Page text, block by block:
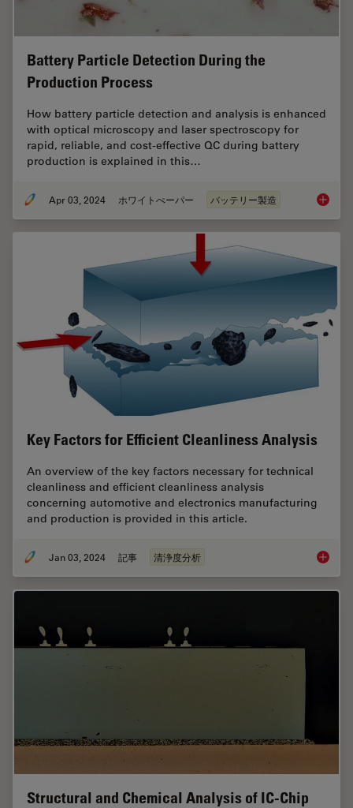
Battery Particle Detection During the
Production Process
How battery particle detection and analysis is enhanced
with optical microscopy and laser spectroscopy for
rapid, reliable, and cost-effective QC during battery
production is explained in this…
Apr 03, 2024 ホワイトぺーパー バッテリー製造 Battery
Key Factors for Efficient Cleanliness Analysis
An overview of the key factors necessary for technical
cleanliness and efficient cleanliness analysis
concerning automotive and electronics manufacturing
and production is provided in this article.
Jan 03, 2024 記事 清浄度分析 Key
Structural and Chemical Analysis of IC-Chip